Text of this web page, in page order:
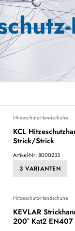
Hitzeschutz-Handschuhe
KCL
Strick/Strick
Artikel-Nr: 8000233
3 VARIANTEN
Hitzeschutz-Handschuhe
KEVLAR
200° Kat2